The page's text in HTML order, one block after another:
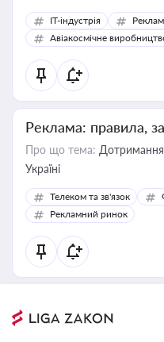
IT-індустрія
Авіакосмічне
Реклама: правила,
Про що тема:
Україні
Телеком та зв'язок
Рекламний ринок